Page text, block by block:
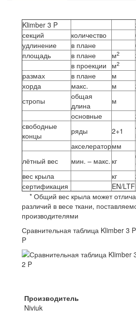
Klimber 3 P
секций
количество
удлинение
в плане
площадь
в плане м2
в проекции
м2
размах
в плане м
хорда
макс. м
стропы
общая
длина
м
основные
свободные
концы
ряды 2+1
акселератормм
лётный вес
мин. – макс. кг
вес крыла
кг
сертификация
EN/LTF
* Общий вес крыла может
различий в весе ткани,
производителями
Сравнительная таблица Klimber 3
P
Производитель
Niviuk